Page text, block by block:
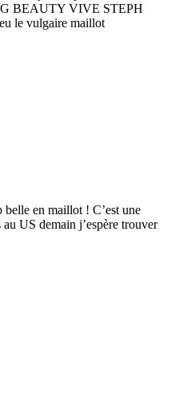
BEAUTY VIVE STEPH
le vulgaire maillot
en maillot ! C’est une
US demain j’espère trouver